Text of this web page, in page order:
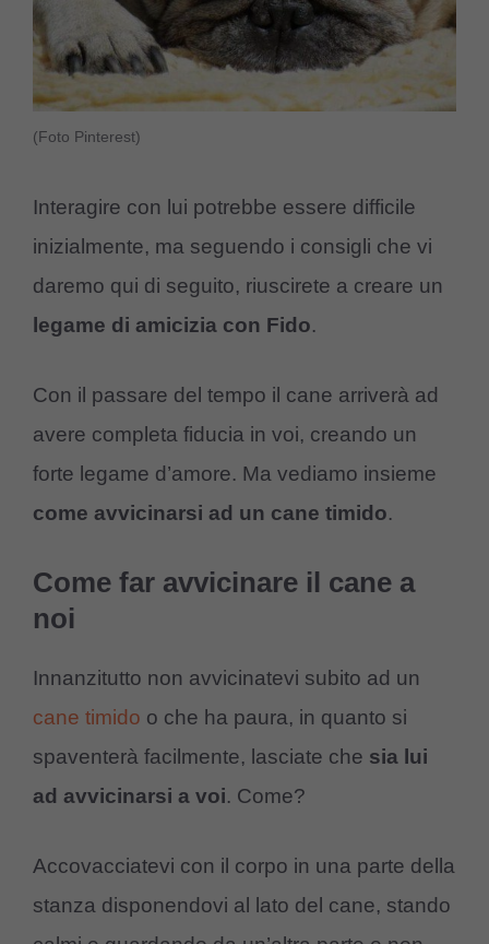
(Foto Pinterest)
Interagire con lui potrebbe essere difficile
inizialmente, ma seguendo i consigli che vi
daremo qui di seguito, riuscirete a creare un
legame di amicizia con Fido.
Con il passare del tempo il cane arriverà ad
avere completa fiducia in voi, creando un
forte legame d’amore. Ma vediamo insieme
come avvicinarsi ad un cane timido.
Come far avvicinare il cane a
noi
Innanzitutto non avvicinatevi subito ad un
cane timido o che ha paura, in quanto si
spaventerà facilmente, lasciate che sia lui
ad avvicinarsi a voi. Come?
Accovacciatevi con il corpo in una parte della
stanza disponendovi al lato del cane, stando